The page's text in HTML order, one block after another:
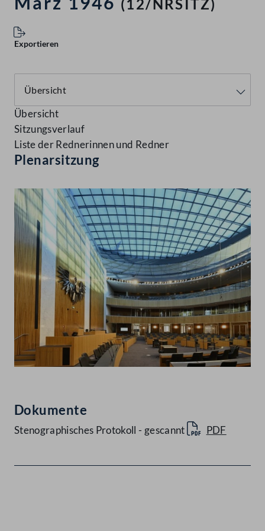
(12/NRSITZ)
Exportieren
Übersicht
Sitzungsverlauf
Liste der Rednerinnen und Redner
Plenarsitzung
Dokumente
Stenographisches Protokoll - gescannt PDF